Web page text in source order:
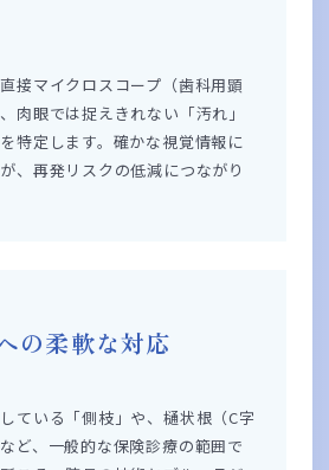
接マイクロスコープ（歯科用顕
肉眼では捉えきれない「汚れ」
特定します。確かな視覚情報に
、再発リスクの低減につながり
の柔軟な対応
ている「側枝」や、樋状根（C字
ど、一般的な保険診療の範囲で